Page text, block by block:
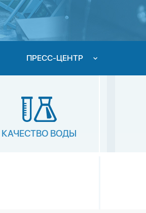
ПРЕСС-ЦЕНТР
КАЧЕСТВО ВОДЫ